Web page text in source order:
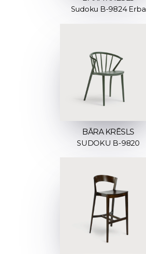
Sudoku B-9824 Erba
BĀRA KRĒSLS
SUDOKU B-9820